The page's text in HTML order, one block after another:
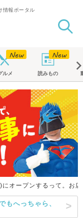
情報ポータル
ルメ 読みもの
オープンするって。お
へっちゃら、